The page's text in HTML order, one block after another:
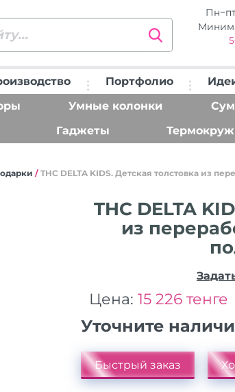
Портфолио
Умные колонки
Гаджеты
/ THC DELTA KIDS. Детская толстовка из
THC DELTA
из
Цена: 15 226 тенге
Уточните
Быстрый заказ